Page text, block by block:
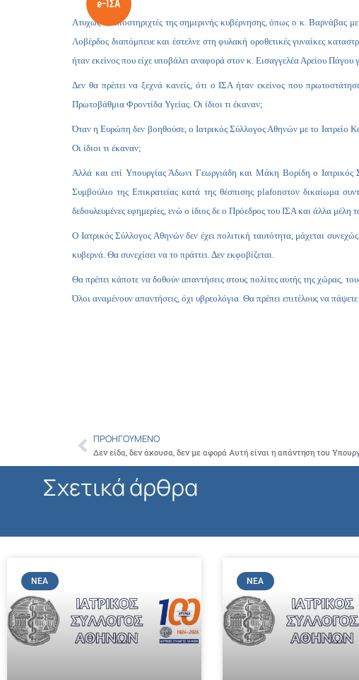
Ατυχώς οι υποστηριχτές της σημερινής κυβέρνησης, όπως ο κ. Βαρνάβας
Λοβέρδος διαπόμπευε και έστελνε στη φυλακή οροθετικές γυναίκες
ήταν εκείνος που είχε υποβάλει αναφορά στον κ. Εισαγγελέα Αρείου
Δεν θα πρέπει να ξεχνά κανείς, ότι ο ΙΣΑ ήταν εκείνος που
Πρωτοβάθμια Φροντίδα Υγείας. Οι ίδιοι τι έκαναν;
Όταν η Ευρώπη δεν βοηθούσε, ο Ιατρικός Σύλλογος Αθηνών με το Ιατρείο
Οι ίδιοι τι έκαναν;
Αλλά και επί Υπουργίας Άδωνι Γεωργιάδη και Μάκη Βορίδη ο
Συμβούλιο της Επικρατείας κατά της θέσπισης plafonστον δικαίωμα
δεδουλευμένες εφημερίες, ενώ ο ίδιος δε ο Πρόεδρος του ΙΣΑ και άλλα
Ο Ιατρικός Σύλλογος Αθηνών δεν έχει πολιτική ταυτότητα, μάχεται
κυβερνά. Θα συνεχίσει να το πράττει. Δεν εκφοβίζεται.
Θα πρέπει κάποτε να δοθούν απαντήσεις στους πολίτες αυτής της χώρας,
Όλοι αναμένουν απαντήσεις, όχι υβρεολόγια. Θα πρέπει επιτέλους να
Prev
ΠΡΟΗΓΟΎΜΕΝΟ
Σχετικά άρθρα
ΝΈΑ ΝΈΑ